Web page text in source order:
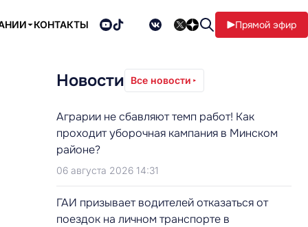
КОНТАКТЫ Прямой эфир
Новости Все новости
Аграрии не сбавляют темп работ! Как
проходит уборочная кампания в Минском
районе?
06 августа 2026 14:31
ГАИ призывает водителей отказаться от
поездок на личном транспорте в